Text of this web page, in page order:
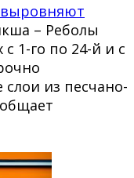
выровняют
– Реболы
1-го по 24-й и с
из песчано-